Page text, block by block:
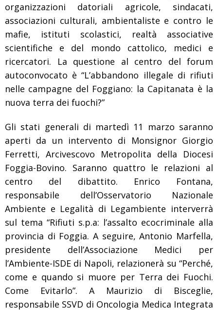
organizzazioni datoriali agricole, sindacati,
associazioni culturali, ambientaliste e contro le
mafie, istituti scolastici, realtà associative
scientifiche e del mondo cattolico, medici e
ricercatori. La questione al centro del forum
autoconvocato è “L’abbandono illegale di rifiuti
nelle campagne del Foggiano: la Capitanata è la
nuova terra dei fuochi?”
Gli stati generali di martedì 11 marzo saranno
aperti da un intervento di Monsignor Giorgio
Ferretti, Arcivescovo Metropolita della Diocesi
Foggia-Bovino. Saranno quattro le relazioni al
centro del dibattito. Enrico Fontana,
responsabile dell’Osservatorio Nazionale
Ambiente e Legalità di Legambiente interverrà
sul tema “Rifiuti s.p.a: l’assalto ecocriminale alla
provincia di Foggia. A seguire, Antonio Marfella,
presidente dell’Associazione Medici per
l’Ambiente-ISDE di Napoli, relazionerà su “Perché,
come e quando si muore per Terra dei Fuochi.
Come Evitarlo”. A Maurizio di Bisceglie,
responsabile SSVD di Oncologia Medica Integrata